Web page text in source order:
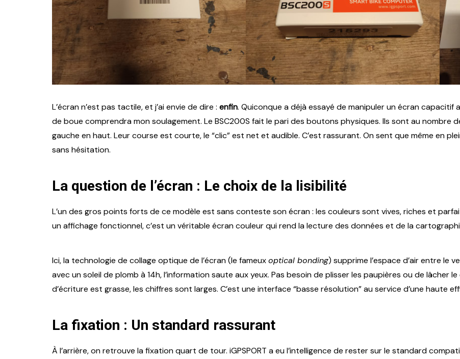
L’écran n’est pas tactile, et j’ai envie de dire : enfin. Quiconque a déjà essayé de manipuler un écran
de boue comprendra mon soulagement. Le BSC200S fait le pari des boutons physiques. Ils sont au nombre
gauche en haut. Leur course est courte, le “clic” est net et audible. C’est rassurant. On sent que même en
sans hésitation.
La question de l’écran : Le choix de la lisibilité
L’un des gros points forts de ce modèle est sans conteste son écran : les couleurs sont vives, riches et
un affichage fonctionnel, c’est un véritable écran couleur qui rend la lecture des données et de la
Ici, la technologie de collage optique de l’écran (le fameuxoptical bonding) supprime l’espace d’air entre le
avec un soleil de plomb à 14h, l’information saute aux yeux. Pas besoin de plisser les paupières ou de lâcher
d’écriture est grasse, les chiffres sont larges. C’est une interface “basse résolution” au service d’une haute
La fixation : Un standard rassurant
À l’arrière, on retrouve la fixation quart de tour. iGPSPORT a eu l’intelligence de rester sur le standard